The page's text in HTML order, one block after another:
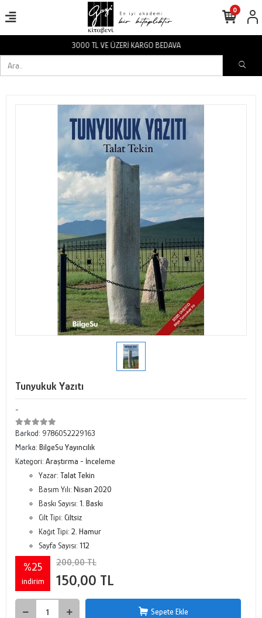
3000 TL VE ÜZERİ KARGO BEDAVA
0
Tunyukuk Yazıtı
-
Barkod: 9786052229163
Marka: BilgeSu Yayıncılık
Kategori: Araştırma - İnceleme
Yazar: Talat Tekin
Basım Yılı: Nisan 2020
Baskı Sayısı: 1. Baskı
Cilt Tipi: Ciltsiz
Kağıt Tipi: 2. Hamur
Sayfa Sayısı: 112
%25
indirim
200,00 TL
150,00 TL
Sepete Ekle